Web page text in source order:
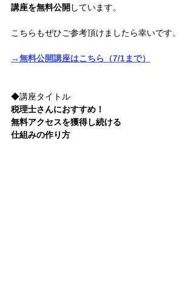
講座を無料公開 しています。
こちらもぜひご参考頂けましたら幸いです。
→無料公開講座はこちら（7/1まで）
◆講座タイトル
税理士さんにおすすめ！
無料アクセスを獲得し続ける
仕組みの作り方